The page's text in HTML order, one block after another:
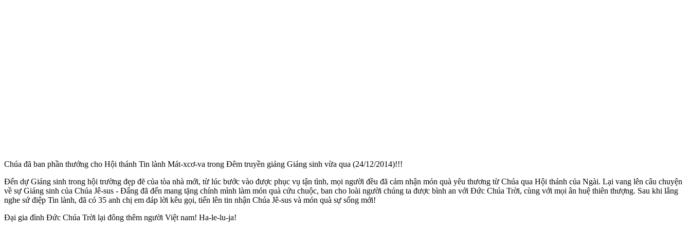
Chúa đã ban phần thưởng cho Hội thánh Tin lành Mát-xcơ-va trong Đêm truyền giảng Giáng sinh vừa qua (24/12/2014)!!!
Đến dự Giáng sinh trong hội trường đẹp đẽ của tòa nhà mới, từ lúc bước vào được phục vụ tận tình, mọi người đều đã cảm nhận món quà yêu thương từ Chúa qua Hội thánh của Ngài. Lại vang lên câu chuyện
về sự Giáng sinh của Chúa Jê-sus - Đấng đã đến mang tặng chính mình làm món quà cứu chuộc, ban cho loài người chúng ta được bình an với Đức Chúa Trời, cùng với mọi ân huệ thiên thượng. Sau khi lắng
nghe sứ điệp Tin lành, đã có 35 anh chị em đáp lời kêu gọi, tiến lên tin nhận Chúa Jê-sus và món quà sự sống mới!
Đại gia đình Đức Chúa Trời lại đông thêm người Việt nam! Ha-le-lu-ja!